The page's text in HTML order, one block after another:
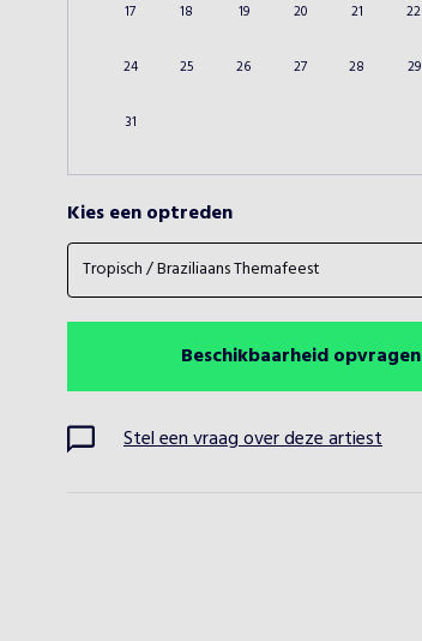
17 18 19 20 21 22
24 25 26 27 28 29
31
Kies een optreden
Tropisch / Braziliaans Themafeest
Beschikbaarheid opvragen
Stel een vraag over deze artiest